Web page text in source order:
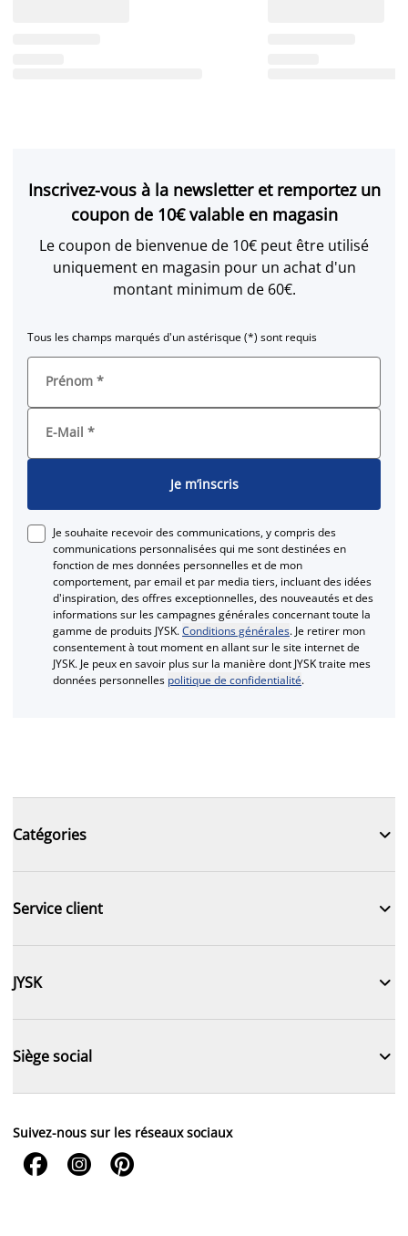
Inscrivez-vous à la newsletter et remportez un
coupon de 10€ valable en magasin
Le coupon de bienvenue de 10€ peut être utilisé
uniquement en magasin pour un achat d'un
montant minimum de 60€.
Tous les champs marqués d'un astérisque (*) sont requis
Prénom *
E-Mail *
Je m’inscris
Je souhaite recevoir des communications, y compris des
communications personnalisées qui me sont destinées en
fonction de mes données personnelles et de mon
comportement, par email et par media tiers, incluant des idées
d'inspiration, des offres exceptionnelles, des nouveautés et des
informations sur les campagnes générales concernant toute la
gamme de produits JYSK.Conditions générales. Je retirer mon
consentement à tout moment en allant sur le site internet de
JYSK. Je peux en savoir plus sur la manière dont JYSK traite mes
données personnelles politique de confidentialité.
Catégories 
Service client 
JYSK 
Siège social 
Suivez-nous sur les réseaux sociaux
  